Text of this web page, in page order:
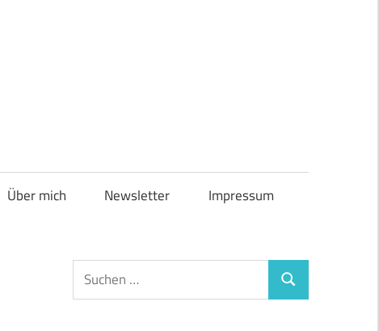
Über mich Newsletter Impressum
Suchen
nach:
Suchen